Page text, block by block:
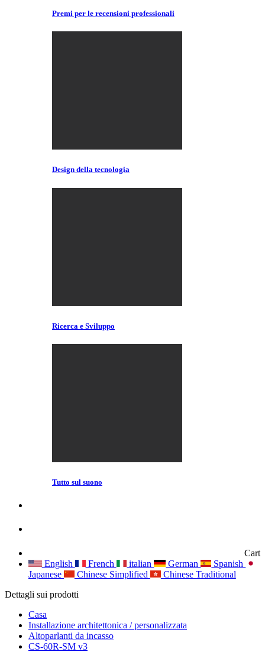
Premi per le recensioni professionali
Design della tecnologia
Ricerca e Sviluppo
Tutto sul suono
Cart
English
French italian German
Spanish
Japanese
Chinese Simplified
Chinese Traditional
Dettagli sui prodotti
Casa
Installazione architettonica / personalizzata
Altoparlanti da incasso
CS-60R-SM v3